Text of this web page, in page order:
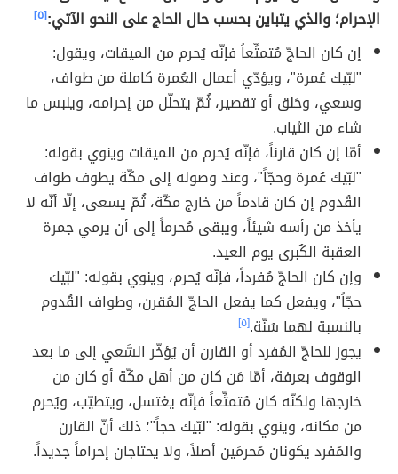
الإحرام؛ والذي يتباين بحسب حال الحاج على النحو الآتي:[٥]
إن كان الحاجّ مُتمتِّعاً فإنّه يُحرم من الميقات، ويقول:
"لبّيك عُمرة"، ويؤدّي أعمال العُمرة كاملة من طواف،
وسَعي، وحَلق أو تقصير، ثُمّ يتحلّل من إحرامه، ويلبس ما
شاء من الثياب.
أمّا إن كان قارناً، فإنّه يُحرم من الميقات وينوي بقوله:
"لبّيك عُمرة وحجّاً"، وعند وصوله إلى مكّة يطوف طواف
القُدوم إن كان قادماً من خارج مكّة، ثُمّ يسعى، إلّا أنّه لا
يأخذ من رأسه شيئاً، ويبقى مُحرماً إلى أن يرمي جمرة
العقبة الكُبرى يوم العيد.
وإن كان الحاجّ مُفرداً، فإنّه يُحرم، وينوي بقوله: "لبّيك
حجّاً"، ويفعل كما يفعل الحاجّ المُقرن، وطواف القُدوم
بالنسبة لهما سُنّة.[٥]
يجوز للحاجّ المُفرد أو القارن أن يُؤخّر السَّعي إلى ما بعد
الوقوف بعرفة، أمّا مَن كان من أهل مكّة أو كان من
خارجها ولكنّه كان مُتمتِّعاً فإنّه يغتسل، ويتطيّب، ويُحرم
من مكانه، وينوي بقوله: "لبّيك حجاً"؛ ذلك أنّ القارن
والمُفرد يكونان مُحرمَين أصلاً، ولا يحتاجان إحراماً جديداً.